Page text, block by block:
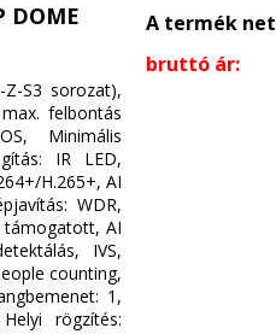
DOME
S3 sorozat),
felbontás
Minimális
IR LED,
H.265+, AI
WDR,
támogatott, AI
IVS,
counting,
1,
rögzítés:
A termék
bruttó ár: